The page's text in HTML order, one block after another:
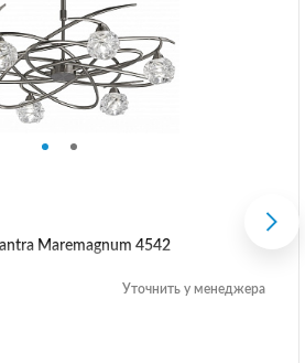
Maremagnum 4542
Уточнить у менеджера